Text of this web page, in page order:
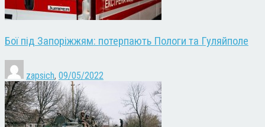
Бої під Запоріжжям: потерпають Пологи та Гуляйполе
zapsich, 09/05/2022